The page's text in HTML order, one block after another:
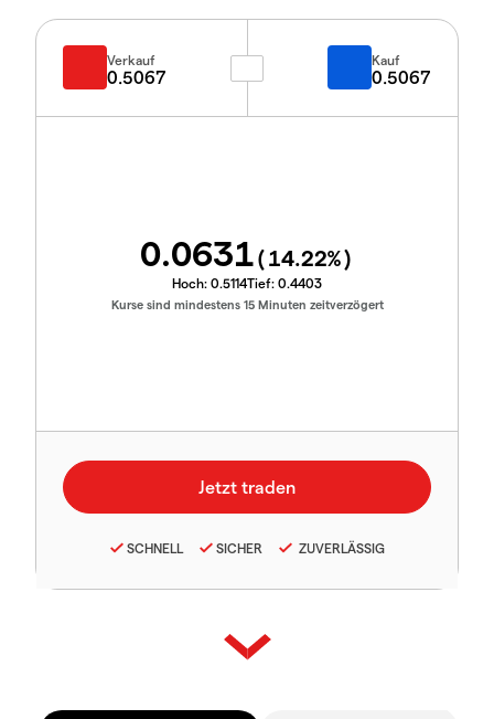
Verkauf
0.5067
Kauf
0.5067
0.0631(14.22%)
Hoch: 0.5114Tief: 0.4403
Kurse sind mindestens 15 Minuten zeitverzögert
SCHNELL SICHER ZUVERLÄSSIG